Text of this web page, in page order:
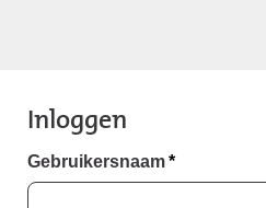
Inloggen
Gebruikersnaam*